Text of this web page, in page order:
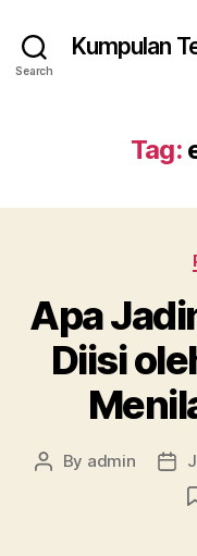
Search
Kumpulan
Tag:
Apa
Diisi
Post
By admin